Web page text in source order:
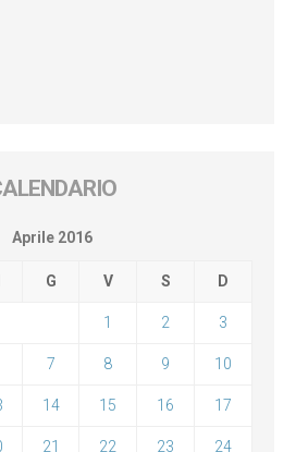
Aprile 2016
G V S D
1 2 3
7 8 9 10
14 15 16 17
21 22 23 24